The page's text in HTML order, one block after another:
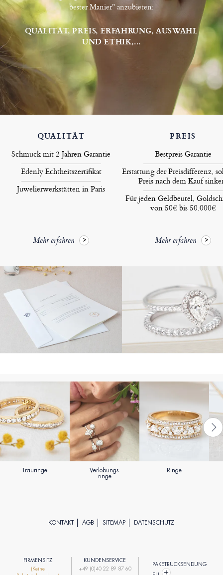
bester Manier" anzubieten:
QUALITÄT, PREIS, ERFAHRUNG, AUSWAHL
UND ETHIK,...
QUALITÄT
Schmuck mit 2 Jahren Garantie
Edenly Echtheitszertifikat
Juwelierwerkstätten in Paris
Mehr erfahren
PREIS
Bestpreis Garantie
Erstattung der Preisdifferenz,
Preis nach dem Kauf
Für jeden Geldbeutel,
von 50€ bis 50.000€
Mehr erfahren
Trauringe Verlobungs-
ringe
Ringe
KONTAKT AGB SITEMAP DATENSCHUTZ
FIRMENSITZ
(Keine
KUNDENSERVICE
+49 (0)40 22 89 87 60
PAKETRÜCKSENDUNG